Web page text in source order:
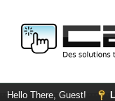
Hello There, Guest!